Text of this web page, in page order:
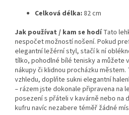
Celková délka: 82 cm
Jak používat / kam se hodíTato
nespočet možností nošení. Pokud
elegantní ležérní styl, stačí k ní
tílko, pohodlné bílé tenisky a můžete
nákupy či klidnou procházku
vzhledu, doplňte sukni elegantní
– rázem jste dokonale připravena na
posezení s přáteli v kavárně nebo na
kufru navíc nezabere téměř žádné